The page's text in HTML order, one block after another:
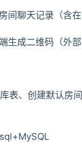
聊天记录（含在
生成二维码（外部
表、创建默认房